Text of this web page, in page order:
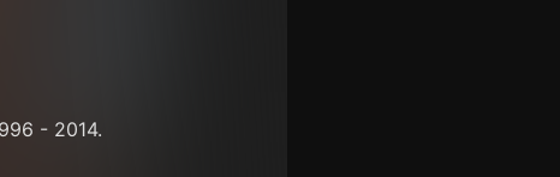
- 2014.